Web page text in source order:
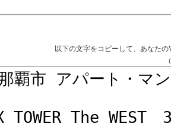
以下の文字をコピーして、あなた